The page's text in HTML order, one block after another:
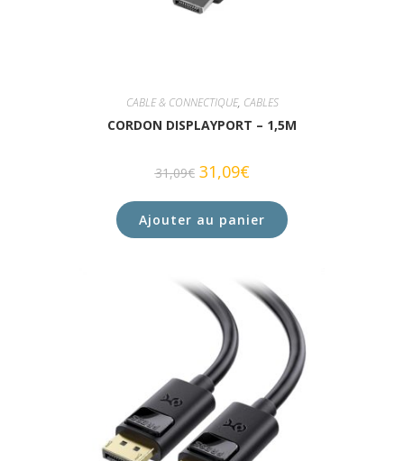
CABLE & CONNECTIQUE, CABLES
CORDON DISPLAYPORT – 1,5M
31,09€ 31,09€
Ajouter au panier